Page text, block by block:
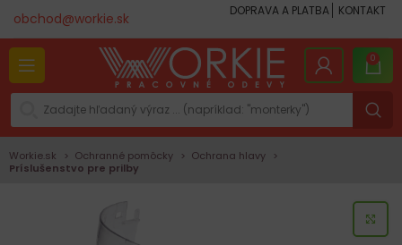
obchod@workie.sk DOPRAVA A PLATBA KONTAKT
0
Workie.sk Ochranné pomôcky
Ochrana hlavy
Príslušenstvo pre prilby